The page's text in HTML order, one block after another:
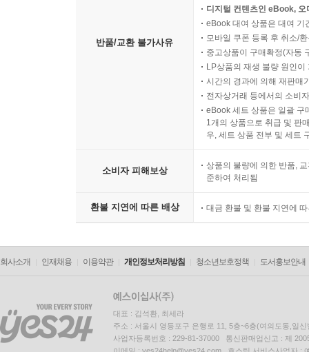
반품/교환 불가사유
디지털 컨텐츠인 eBook,
eBook 대여 상품은 대여 기
모바일 쿠폰 등록 후 취소/
중고상품이 구매확정(자동
LP상품의 재생 불량 원인
시간의 경과에 의해 재판매
전자상거래 등에서의 소비
eBook 세트 상품은 일괄 구
1개의 상품으로 취급 및 판
우, 세트 상품 전부 및 세트
소비자 피해보상
상품의 불량에 의한 반품,
준하여 처리됨
환불 지연에 따른 배상 대금 환불 및 환불 지연에
회사소개 인재채용 이용약관 개인정보처리방침 청소년보호정책 도서홍보안내
대표 : 김석환, 최세라
주소 : 서울시 영등포구 은행로 11, 5층~6층(여의도동,일신
사업자등록번호 : 229-81-37000 통신판매업신고 : 제